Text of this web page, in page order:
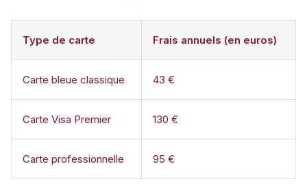
Type de carte Frais annuels (en euros)
Carte bleue classique 43 €
Carte Visa Premier 130 €
Carte professionnelle 95 €